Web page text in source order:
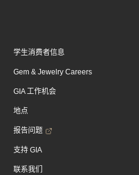
学生消费者信息
Gem & Jewelry Careers
GIA 工作机会
地点
报告问题
支持 GIA
联系我们